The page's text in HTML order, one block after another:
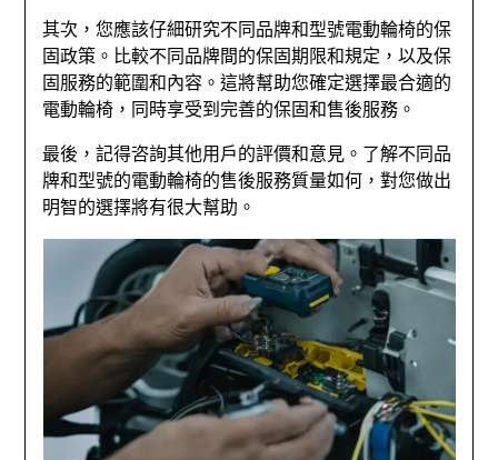
其次，您應該仔細研究不同品牌和型號電動輪椅的保
固政策。比較不同品牌間的保固期限和規定，以及保
固服務的範圍和內容。這將幫助您確定選擇最合適的
電動輪椅，同時享受到完善的保固和售後服務。
最後，記得咨詢其他用戶的評價和意見。了解不同品
牌和型號的電動輪椅的售後服務質量如何，對您做出
明智的選擇將有很大幫助。